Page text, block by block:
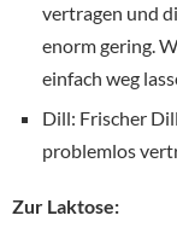
vertragen und
enorm gering.
einfach weg
Dill: Frischer
problemlos
Zur Laktose: